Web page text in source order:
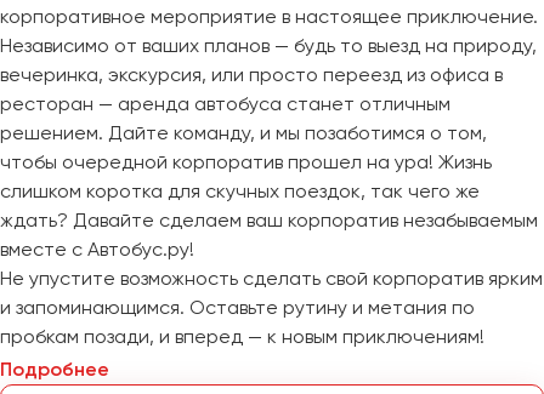
корпоративное мероприятие в настоящее приключение.
Независимо от ваших планов — будь то выезд на природу,
вечеринка, экскурсия, или просто переезд из офиса в
ресторан — аренда автобуса станет отличным
решением. Дайте команду, и мы позаботимся о том,
чтобы очередной корпоратив прошел на ура! Жизнь
слишком коротка для скучных поездок, так чего же
ждать? Давайте сделаем ваш корпоратив незабываемым
вместе с Автобус.ру!
Не упустите возможность сделать свой корпоратив ярким
и запоминающимся. Оставьте рутину и метания по
пробкам позади, и вперед — к новым приключениям!
Подробнее